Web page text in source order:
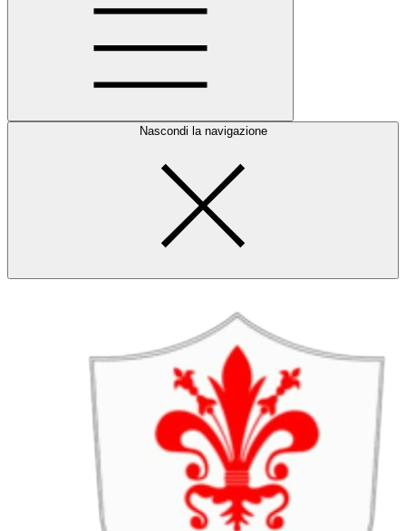
Nascondi la navigazione